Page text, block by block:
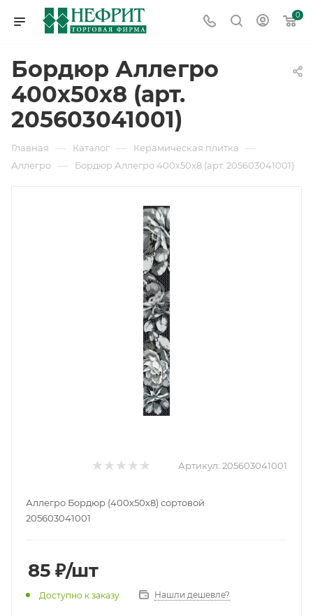
0
Бордюр Аллегро
400х50х8 (арт.
205603041001)
Главная — Каталог — Керамическая плитка —
Аллегро — Бордюр Аллегро 400х50х8 (арт. 205603041001)
Артикул: 205603041001
Аллегро Бордюр (400х50х8) сортовой
205603041001
85 ₽/шт
Доступно к заказу Нашли дешевле?